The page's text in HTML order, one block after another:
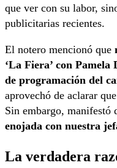
que ver con su labor,
publicitarias recientes.
El notero mencionó que
‘La Fiera’ con
de programación del
aprovechó de aclarar
Sin embargo, manifestó
enojada con nuestra
La verdadera